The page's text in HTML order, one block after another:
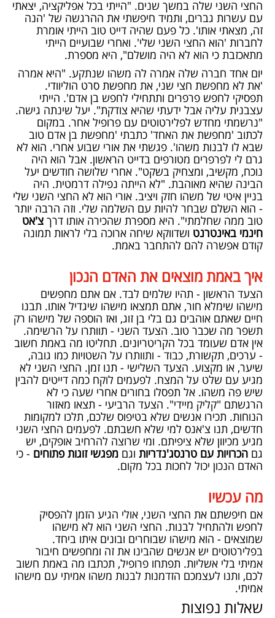
החצי השני שלה במשך שנים. "הייתי בכל אפליקציה, יצאתי
עם עשרות גברים, ותמיד חיפשתי את ההרגשה של 'הנה
זה, מצאתי אותו'. כל פעם שהיה דייט טוב הייתי אומרת
לחברות 'הוא החצי השני שלי'. ואחרי שבועיים הייתי
מתאכזבת כי הוא לא היה מושלם", היא מספרת.
יום אחד חברה שלה אמרה לה משהו שנתקע. "היא אמרה
'את לא מחפשת חצי שני, את מחפשת סרט הוליוודי.
תפסיקי לחפש פרפרים ותתחילי לחפש בן אדם'. הייתי
עצבנית עליה אבל ידעתי שהיא צודקת". יעל שינתה גישה.
"נרשמתי מחדש לפלירטוטים עם פרופיל אחר. במקום
לכתוב 'מחפשת את האחד' כתבתי 'מחפשת בן אדם טוב
שבא לו לבנות משהו'. פגשתי את אורי שבוע אחרי. הוא לא
גרם לי לפרפרים מטורפים בדייט הראשון. אבל הוא היה
נוכח, מקשיב, ומצחיק בשקט". אחרי שלושה חודשים יעל
הבינה שהיא מאוהבת. "לא הייתה נפילה דרמטית. היה
בניין איטי של משהו חזק ויציב. אורי הוא לא החצי השני שלי
- הוא השלם שבחר להיות עם השלמה שלי. וזה הרבה יותר
טוב ממה שחלמתי". היא מספרת שהכירה אותו דרך צ'אט
חינמי באינטרנט ושדווקא שיחה ארוכה בלי לראות תמונה
קודם אפשרה להם להתחבר באמת.
איך באמת מוצאים את האדם הנכון
הצעד הראשון - תהיו שלמים לבד. אם אתם מחפשים
מישהו שימלא חור, אתם תמצאו מישהו שיגדיל אותו. תבנו
חיים שאתם אוהבים גם בלי בן זוג, ואז הוספה של מישהו רק
תשפר מה שכבר טוב. הצעד השני - תוותרו על הרשימה.
אין אדם שעומד בכל הקריטריונים. תחליטו מה באמת חשוב
- ערכים, תקשורת, כבוד - ותוותרו על השטויות כמו גובה,
שיער, או מקצוע. הצעד השלישי - תנו זמן. החצי השני לא
מגיע עם שלט על המצח. לפעמים לוקח כמה דייטים להבין
שיש פה משהו. אל תפסלו בחורים אחרי שעה כי לא
הרגשתם "קליק מיידי". הצעד הרביעי - תצאו מאזור
הנוחות. תכירו אנשים שלא בטיפוס שלכם, תלכו למקומות
חדשים, תנו צ'אנס למי שלא חשבתם. לפעמים החצי השני
מגיע מכיוון שלא ציפיתם. ומי שרוצה להרחיב אופקים, יש
גם הכרויות עם טרנסג'נדריות וגם מפגשי זוגות פתוחים - כי
האדם הנכון יכול לחכות בכל מקום.
מה עכשיו
אם חיפשתם את החצי השני, אולי הגיע הזמן להפסיק
לחפש ולהתחיל לבנות. החצי השני הוא לא מישהו
שמוצאים - הוא מישהו שבוחרים ובונים איתו ביחד.
בפלירטוטים יש אנשים שהבינו את זה ומחפשים חיבור
אמיתי בלי אשליות. תפתחו פרופיל, תכתבו מה באמת חשוב
לכם, ותנו לעצמכם הזדמנות לבנות משהו אמיתי עם מישהו
אמיתי.
שאלות נפוצות